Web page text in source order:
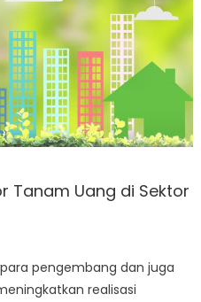
Tanam Uang di Sektor
pengembang dan juga
realisasi